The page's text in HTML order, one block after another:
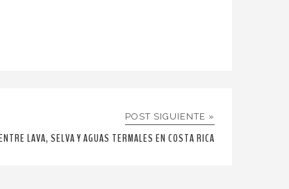
POST SIGUIENTE »
LAVA, SELVA Y AGUAS TERMALES EN COSTA RICA